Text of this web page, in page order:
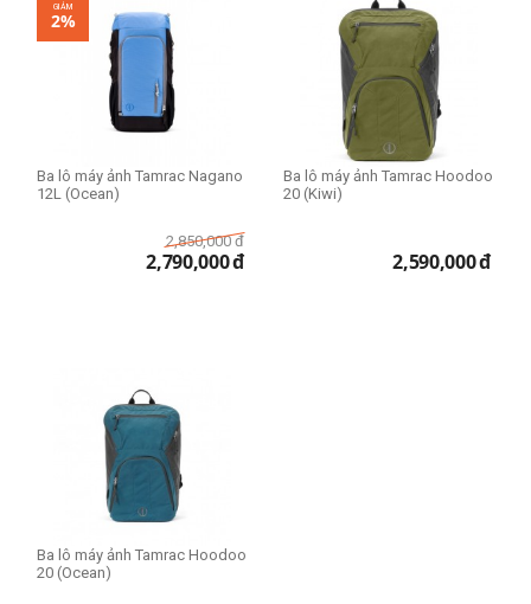
GIẢM
2%
Ba lô máy ảnh Tamrac Nagano
12L (Ocean)
2,850,000 đ
2,790,000đ
Ba lô máy ảnh Tamrac Hoodoo
20 (Kiwi)
2,590,000đ
Ba lô máy ảnh Tamrac Hoodoo
20 (Ocean)